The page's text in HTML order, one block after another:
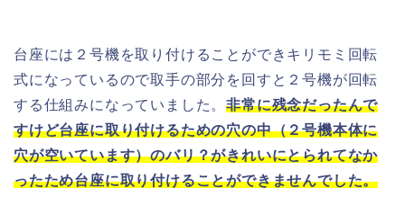
台座には２号機を取り付けることができキリモミ回転
式になっているので取手の部分を回すと２号機が回転
する仕組みになっていました。非常に残念だったんで
すけど台座に取り付けるための穴の中（２号機本体に
穴が空いています）のバリ？がきれいにとられてなか
ったため台座に取り付けることができませんでした。